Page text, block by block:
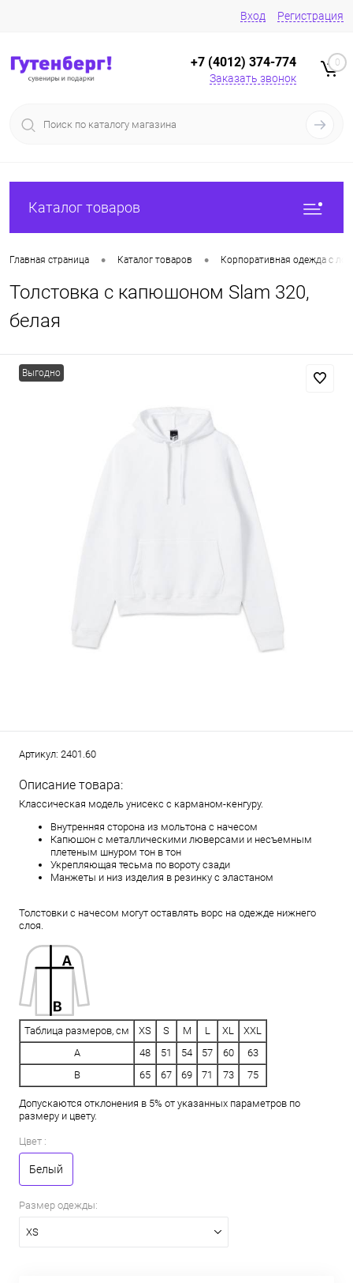
Вход Регистрация
+7 (4012) 374-774
Заказать звонок
0
Каталог товаров
Главная страница • Каталог товаров • Корпоративная одежда с
Толстовка с капюшоном Slam 320,
белая
Выгодно
Артикул: 2401.60
Описание товара:
Классическая модель унисекс с карманом-кенгуру.
Внутренняя сторона из мольтона с начесом
Капюшон с металлическими люверсами и несъемным
плетеным шнуром тон в тон
Укрепляющая тесьма по вороту сзади
Манжеты и низ изделия в резинку с эластаном
Толстовки с начесом могут оставлять ворс на одежде нижнего
слоя.
Таблица размеров, см XS S M L XL
XXL
A
48 51 54 57 60
63
B
65 67 69 71 73 75
Допускаются отклонения в 5% от указанных параметров по
размеру и цвету.
Цвет :
Белый
Размер одежды:
XS